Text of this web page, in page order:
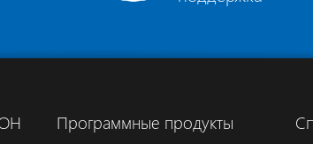
Программные продукты